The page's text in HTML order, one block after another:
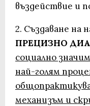
въздействие и
2. Създаване на
ПРЕЦИЗНО
социално
най-голям
механизъм и